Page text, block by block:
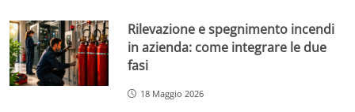
Rilevazione e spegnimento incendi
in azienda: come integrare le due
fasi
18 Maggio 2026